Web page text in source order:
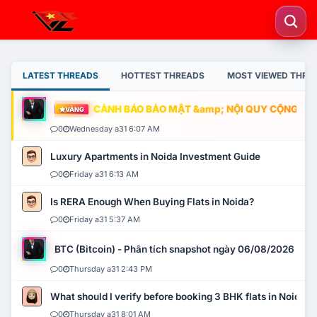
LATEST THREADS HOTTEST THREADS MOST VIEWED
VÀNG CẢNH BÁO BẢO MẬT &amp; NỘI QUY CỘNG
0 Wednesday a31 6:07 AM
Luxury Apartments in Noida Investment Guide
0 Friday a31 6:13 AM
Is RERA Enough When Buying Flats in Noida?
0 Friday a31 5:37 AM
BTC (Bitcoin) - Phân tích snapshot ngày 06/08/2026
0 Thursday a31 2:43 PM
What should I verify before booking 3 BHK flats in Noida?
0 Thursday a31 8:01 AM